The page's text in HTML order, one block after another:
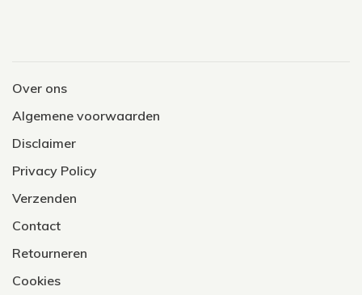
Over ons
Algemene voorwaarden
Disclaimer
Privacy Policy
Verzenden
Contact
Retourneren
Cookies